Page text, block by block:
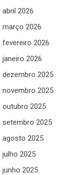
abril 2026
março 2026
fevereiro 2026
janeiro 2026
dezembro 2025
novembro 2025
outubro 2025
setembro 2025
agosto 2025
julho 2025
junho 2025